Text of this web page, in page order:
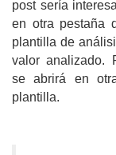
post sería
en otra pestaña
plantilla de
valor analizado.
se abrirá en
plantilla.